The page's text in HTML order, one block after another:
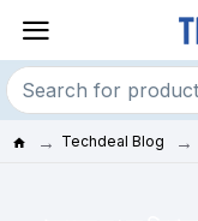
Techdeal Blog